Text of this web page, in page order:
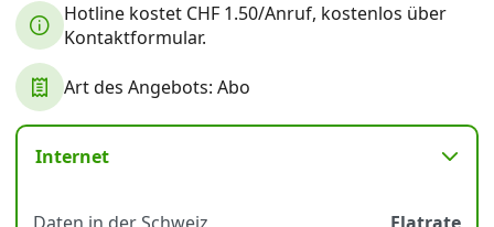
Hotline kostet CHF 1.50/Anruf, kostenlos über
Kontaktformular.
Art des Angebots: Abo
Internet